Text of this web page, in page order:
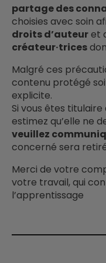
partage des
choisies avec soin
droits d’auteuret
créateur·trices
Malgré ces
contenu protégé
explicite.
Si vous êtes
estimez qu’elle ne
veuillez
concerné sera
Merci de votre
votre travail, qui
l’apprentissage